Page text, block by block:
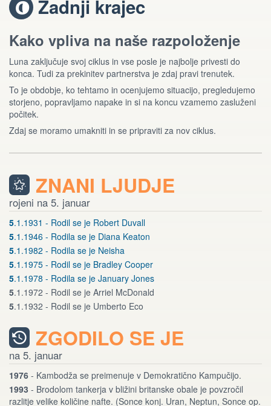
V Zadnji krajec
Kako vpliva na naše razpoloženje
Luna zaključuje svoj ciklus in vse posle je najbolje privesti do
konca. Tudi za prekinitev partnerstva je zdaj pravi trenutek.
To je obdobje, ko tehtamo in ocenjujemo situacijo, pregledujemo
storjeno, popravljamo napake in si na koncu vzamemo zasluženi
počitek.
Zdaj se moramo umakniti in se pripraviti za nov ciklus.
ZNANI LJUDJE
rojeni na 5. januar
5.1.1931 - Rodil se je Robert Duvall
5.1.1946 - Rodila se je Diana Keaton
5.1.1982 - Rodila se je Neisha
5.1.1975 - Rodil se je Bradley Cooper
5.1.1978 - Rodila se je January Jones
5.1.1972 - Rodil se je Arriel McDonald
5.1.1932 - Rodil se je Umberto Eco
ZGODILO SE JE
na 5. januar
1976 - Kambodža se preimenuje v Demokratično Kampučijo.
1993 - Brodolom tankerja v bližini britanske obale je povzročil
razlitje velike količine nafte. (Sonce konj. Uran, Neptun, Sonce op.